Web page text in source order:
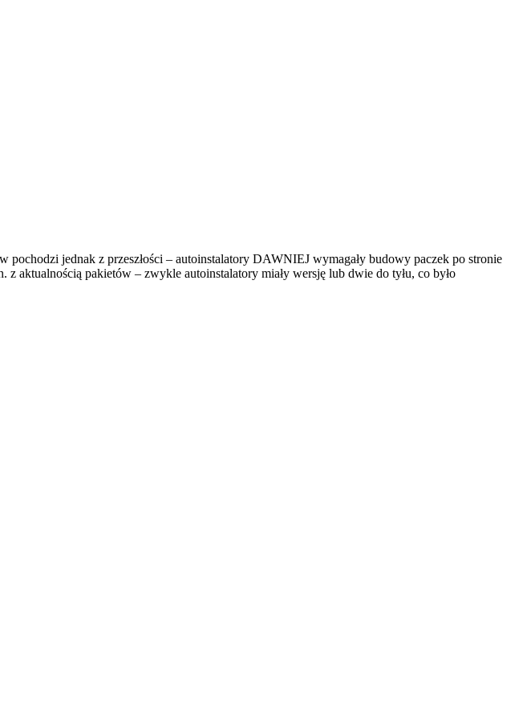
pochodzi jednak z przeszłości – autoinstalatory DAWNIEJ wymagały budowy paczek po stronie
aktualnością pakietów – zwykle autoinstalatory miały wersję lub dwie do tyłu, co było